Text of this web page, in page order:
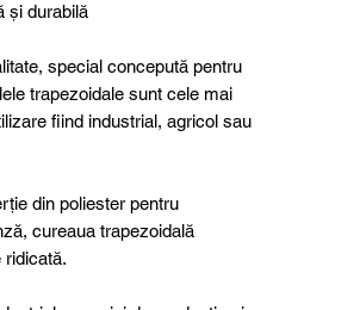
și durabilă
special concepută pentru
trapezoidale sunt cele mai
fiind industrial, agricol sau
din poliester pentru
cureaua trapezoidală
ridicată.